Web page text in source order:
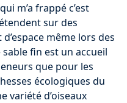
m’a frappé c’est
sur des
même lors des
fin est un accueil
que pour les
écologiques du
variété d’oiseaux